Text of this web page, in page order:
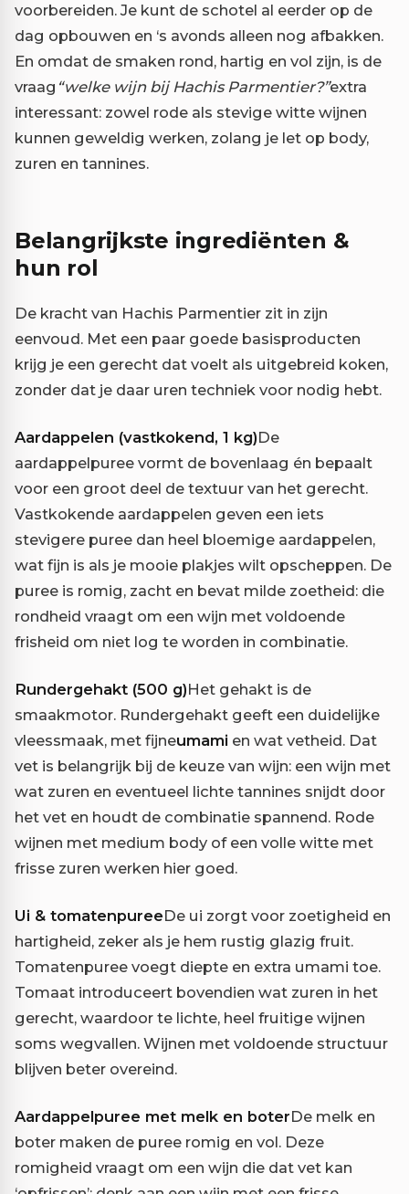
voorbereiden. Je kunt de schotel al eerder op de
dag opbouwen en ‘s avonds alleen nog afbakken.
En omdat de smaken rond, hartig en vol zijn, is de
vraag “welke wijn bij Hachis Parmentier?”extra
interessant: zowel rode als stevige witte wijnen
kunnen geweldig werken, zolang je let op body,
zuren en tannines.
Belangrijkste ingrediënten &
hun rol
De kracht van Hachis Parmentier zit in zijn
eenvoud. Met een paar goede basisproducten
krijg je een gerecht dat voelt als uitgebreid koken,
zonder dat je daar uren techniek voor nodig hebt.
Aardappelen (vastkokend, 1 kg)De
aardappelpuree vormt de bovenlaag én bepaalt
voor een groot deel de textuur van het gerecht.
Vastkokende aardappelen geven een iets
stevigere puree dan heel bloemige aardappelen,
wat fijn is als je mooie plakjes wilt opscheppen. De
puree is romig, zacht en bevat milde zoetheid: die
rondheid vraagt om een wijn met voldoende
frisheid om niet log te worden in combinatie.
Rundergehakt (500 g)Het gehakt is de
smaakmotor. Rundergehakt geeft een duidelijke
vleessmaak, met fijneumami en wat vetheid. Dat
vet is belangrijk bij de keuze van wijn: een wijn met
wat zuren en eventueel lichte tannines snijdt door
het vet en houdt de combinatie spannend. Rode
wijnen met medium body of een volle witte met
frisse zuren werken hier goed.
Ui & tomatenpureeDe ui zorgt voor zoetigheid en
hartigheid, zeker als je hem rustig glazig fruit.
Tomatenpuree voegt diepte en extra umami toe.
Tomaat introduceert bovendien wat zuren in het
gerecht, waardoor te lichte, heel fruitige wijnen
soms wegvallen. Wijnen met voldoende structuur
blijven beter overeind.
Aardappelpuree met melk en boterDe melk en
boter maken de puree romig en vol. Deze
romigheid vraagt om een wijn die dat vet kan